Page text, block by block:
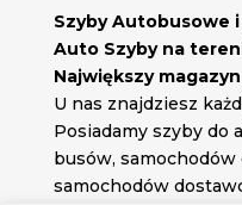
Szyby Autobusowe
Auto Szyby na
Największy
U nas znajdziesz
Posiadamy szyby do
busów, samochodów
samochodów